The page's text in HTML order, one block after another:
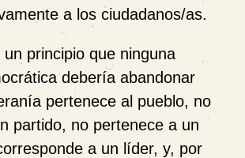
a los ciudadanos/as.
principio que ninguna
debería abandonar
pertenece al pueblo, no
partido, no pertenece a un
a un líder, y, por